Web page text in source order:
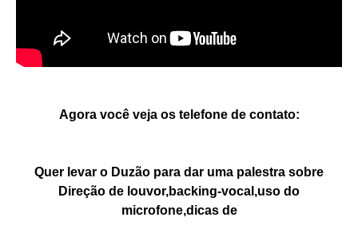
Agora você veja os telefone de contato:
Quer levar o Duzão para dar uma palestra sobre
Direção de louvor,backing-vocal,uso do
microfone,dicas de